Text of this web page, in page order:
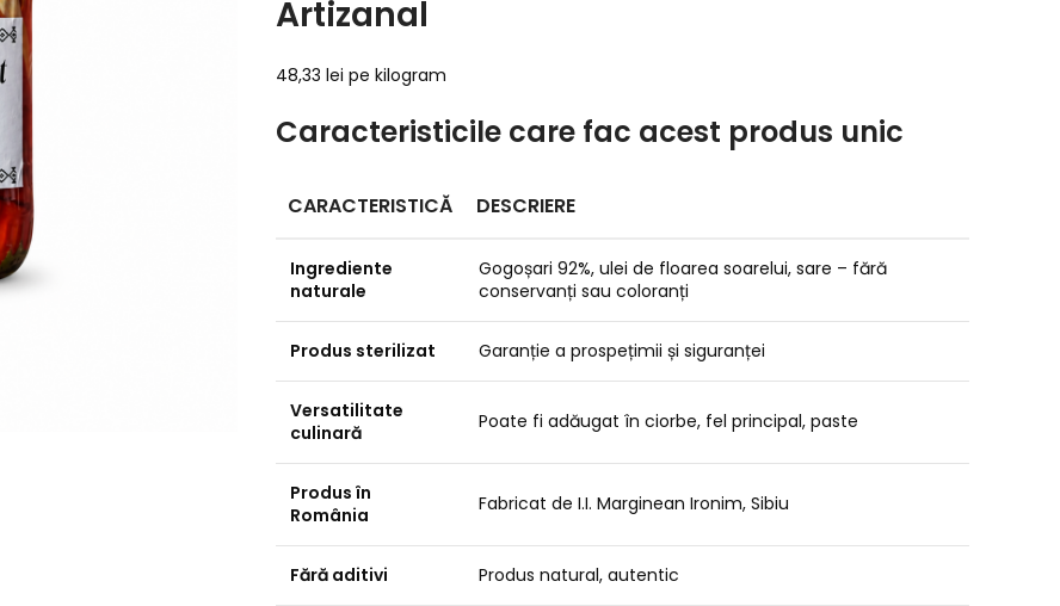
Artizanal
48,33 lei pe kilogram
Caracteristicile care fac acest produs unic
CARACTERISTICĂ DESCRIERE
Ingrediente
naturale
Gogoșari 92%, ulei de floarea soarelui, sare – fără
conservanți sau coloranți
Produs sterilizat Garanție a prospețimii și siguranței
Versatilitate
culinară
Poate fi adăugat în ciorbe, fel principal, paste
Produs în
România
Fabricat de I.I. Marginean Ironim, Sibiu
Fără aditivi Produs natural, autentic